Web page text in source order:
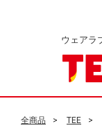
ウェアラ
全商品 TEE